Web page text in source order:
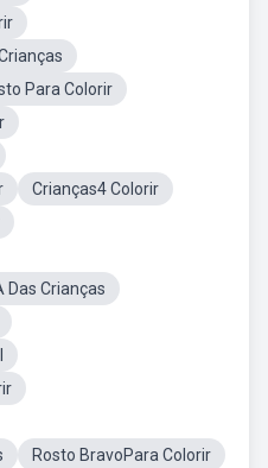
Para Colorir
Crianças4 Colorir
Das Crianças
Rosto BravoPara Colorir